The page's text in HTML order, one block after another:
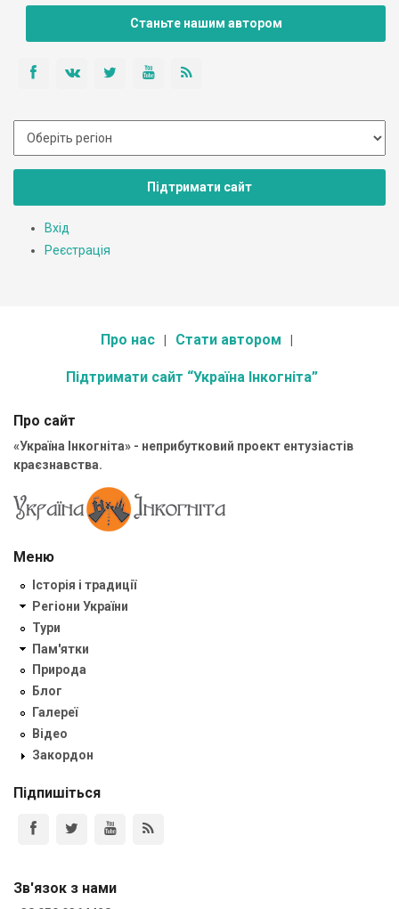
Станьте нашим автором
Підтримати сайт
Вхід
Реєстрація
Про нас Стати автором
Підтримати сайт “Україна Інкогніта”
Про сайт
«Україна Інкогніта» - неприбутковий проект ентузіастів
краєзнавства.
Меню
Історія і традиції
Регіони України
Тури
Пам'ятки
Природа
Блог
Галереї
Відео
Закордон
Підпишіться
Зв'язок з нами